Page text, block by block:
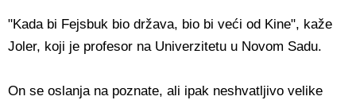
"Kada bi Fejsbuk bio država, bio bi veći od Kine", kaže
Joler, koji je profesor na Univerzitetu u Novom Sadu.
On se oslanja na poznate, ali ipak neshvatljivo velike